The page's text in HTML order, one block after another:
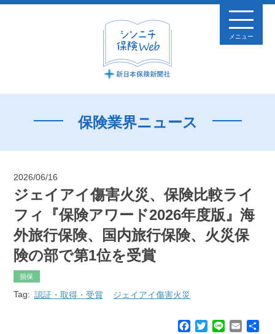
メニュー
保険業界ニュース
2026/06/16
ジェイアイ傷害火災、保険比較ライ
フィ『保険アワード2026年度版』海
外旅行保険、国内旅行保険、火災保
険の部で第1位を受賞
損保
Tag: 認証・取得・受賞 ジェイアイ傷害火災
T
E